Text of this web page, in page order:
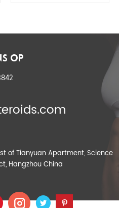
OP
of Tianyuan Apartment, Science
Hangzhou China